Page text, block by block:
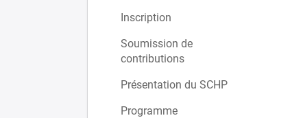
Inscription
Soumission de
contributions
Présentation du SCHP
Programme